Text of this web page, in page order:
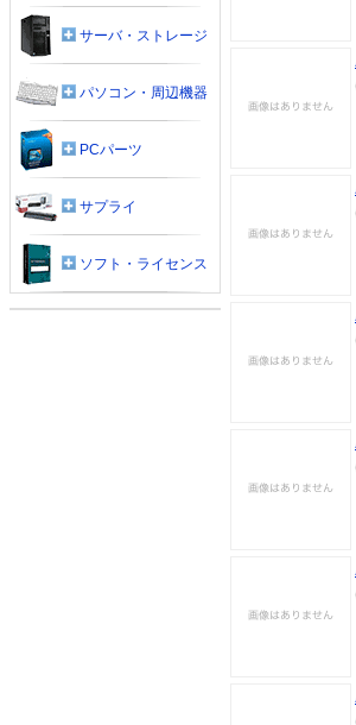
サーバ・ストレージ
パソコン・周辺機器
PCパーツ
サプライ
ソフト・ライセンス